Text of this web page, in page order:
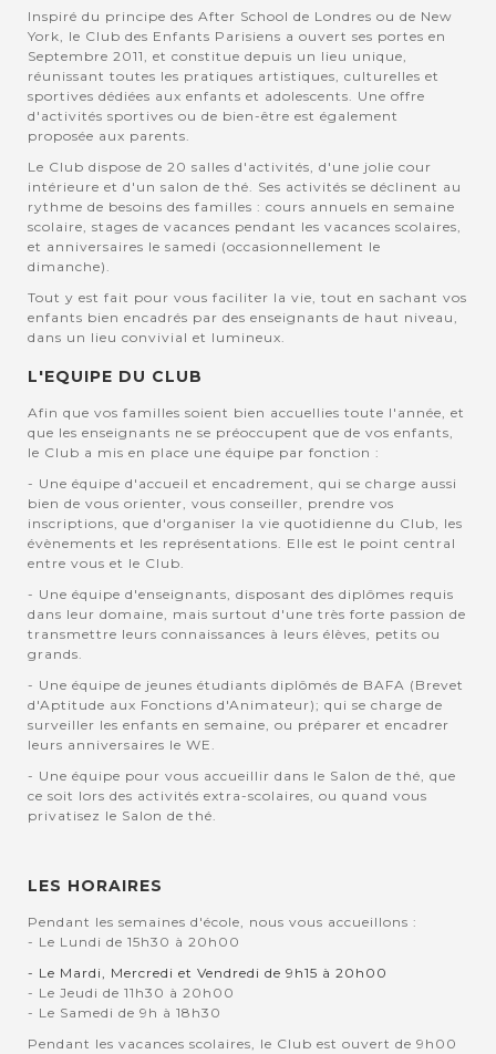
Inspiré du principe des After School de Londres ou de New
York, le Club des Enfants Parisiens a ouvert ses portes en
Septembre 2011, et constitue depuis un lieu unique,
réunissant toutes les pratiques artistiques, culturelles et
sportives dédiées aux enfants et adolescents. Une offre
d'activités sportives ou de bien-être est également
proposée aux parents.
Le Club dispose de 20 salles d'activités, d'une jolie cour
intérieure et d'un salon de thé. Ses activités se déclinent au
rythme de besoins des familles : cours annuels en semaine
scolaire, stages de vacances pendant les vacances scolaires,
et anniversaires le samedi (occasionnellement le
dimanche).
Tout y est fait pour vous faciliter la vie, tout en sachant vos
enfants bien encadrés par des enseignants de haut niveau,
dans un lieu convivial et lumineux.
L'EQUIPE DU CLUB
Afin que vos familles soient bien accuellies toute l'année, et
que les enseignants ne se préoccupent que de vos enfants,
le Club a mis en place une équipe par fonction :
- Une équipe d'accueil et encadrement, qui se charge aussi
bien de vous orienter, vous conseiller, prendre vos
inscriptions, que d'organiser la vie quotidienne du Club, les
évènements et les représentations. Elle est le point central
entre vous et le Club.
- Une équipe d'enseignants, disposant des diplômes requis
dans leur domaine, mais surtout d'une très forte passion de
transmettre leurs connaissances à leurs élèves, petits ou
grands.
- Une équipe de jeunes étudiants diplômés de BAFA (Brevet
d'Aptitude aux Fonctions d'Animateur); qui se charge de
surveiller les enfants en semaine, ou préparer et encadrer
leurs anniversaires le WE.
- Une équipe pour vous accueillir dans le Salon de thé, que
ce soit lors des activités extra-scolaires, ou quand vous
privatisez le Salon de thé.
LES HORAIRES
Pendant les semaines d'école, nous vous accueillons :
- Le Lundi de 15h30 à 20h00
- Le Mardi, Mercredi et Vendredi de 9h15 à 20h00
- Le Jeudi de 11h30 à 20h00
- Le Samedi de 9h à 18h30
Pendant les vacances scolaires, le Club est ouvert de 9h00